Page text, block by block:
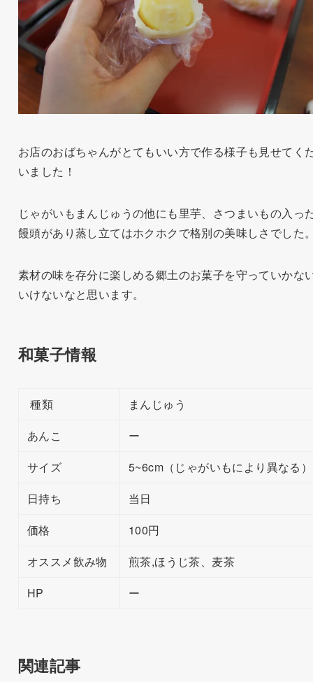
お店のおばちゃんがとてもいい方で作る様子も見せてく
いました！
じゃがいもまんじゅうの他にも里芋、さつまいもの入っ
饅頭があり蒸し立てはホクホクで格別の美味しさでした
素材の味を存分に楽しめる郷土のお菓子を守っていかな
いけないなと思います。
和菓子情報
種類
まんじゅう
あんこ
ー
サイズ
5~6cm（じゃがいもにより異なる）
日持ち
当日
価格
100円
オススメ飲み物
煎茶,ほうじ茶、麦茶
HP
ー
関連記事